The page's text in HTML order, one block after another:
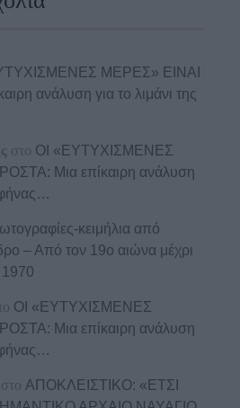
ΜΕΡΕΣ» ΕΙΝΑΙ
ανάλυση για το λιμάνι της
στο ΟΙ «ΕΥΤΥΧΙΣΜΕΝΕΣ
Μια επίκαιρη ανάλυση
κειμήλια από
– Από τον 19ο αιώνα μέχρι
1970
ΟΙ «ΕΥΤΥΧΙΣΜΕΝΕΣ
Μια επίκαιρη ανάλυση
στο ΑΠΟΚΛΕΙΣΤΙΚΟ: «ΕΤΣΙ